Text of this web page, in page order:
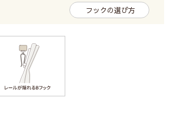
フックの選び方